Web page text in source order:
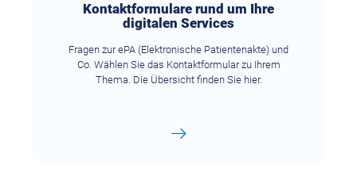
Kontaktformulare rund um Ihre
digitalen Services
Fragen zur ePA (Elektronische Patientenakte) und
Co. Wählen Sie das Kontaktformular zu Ihrem
Thema. Die Übersicht finden Sie hier.